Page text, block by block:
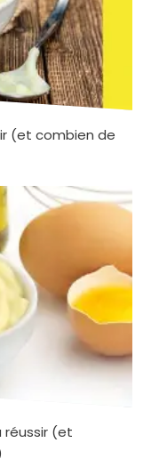
(et combien de
réussir (et